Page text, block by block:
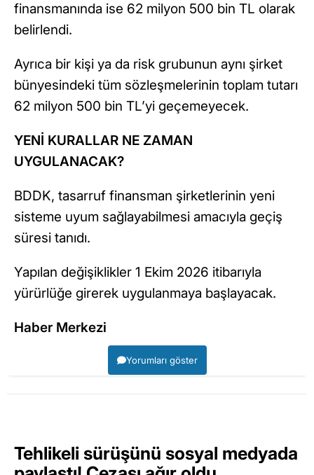
finansmanında ise 62 milyon 500 bin TL olarak
belirlendi.
Ayrıca bir kişi ya da risk grubunun aynı şirket
bünyesindeki tüm sözleşmelerinin toplam tutarı
62 milyon 500 bin TL’yi geçemeyecek.
YENİ KURALLAR NE ZAMAN
UYGULANACAK?
BDDK, tasarruf finansman şirketlerinin yeni
sisteme uyum sağlayabilmesi amacıyla geçiş
süresi tanıdı.
Yapılan değişiklikler 1 Ekim 2026 itibarıyla
yürürlüğe girerek uygulanmaya başlayacak.
Haber Merkezi
Yorumları göster
Tehlikeli sürüşünü sosyal medyada